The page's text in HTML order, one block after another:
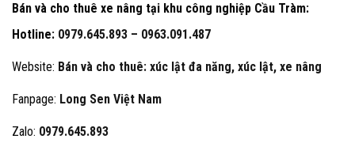
Bán và cho thuê xe nâng tại khu công nghiệp Cầu Tràm:
Hotline: 0979.645.893 – 0963.091.487
Website: Bán và cho thuê: xúc lật đa năng, xúc lật, xe nâng
Fanpage: Long Sen Việt Nam
Zalo: 0979.645.893